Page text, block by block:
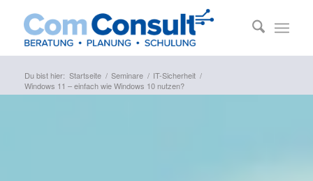
Du bist hier: Startseite / Seminare / IT-Sicherheit /
Windows 11 – einfach wie Windows 10 nutzen?